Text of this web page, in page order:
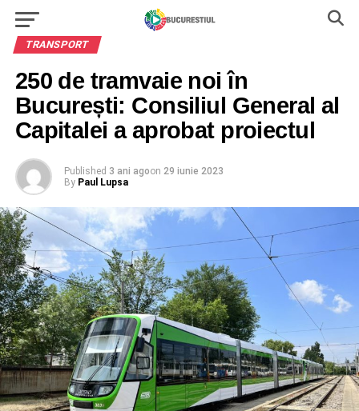
TRANSPORT
250 de tramvaie noi în
București: Consiliul General al
Capitalei a aprobat proiectul
Published 3 ani agoon 29 iunie 2023
By Paul Lupsa